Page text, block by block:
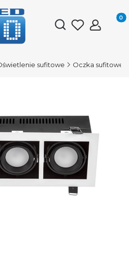
Otwórz
sufitowe Oczka sufitowe